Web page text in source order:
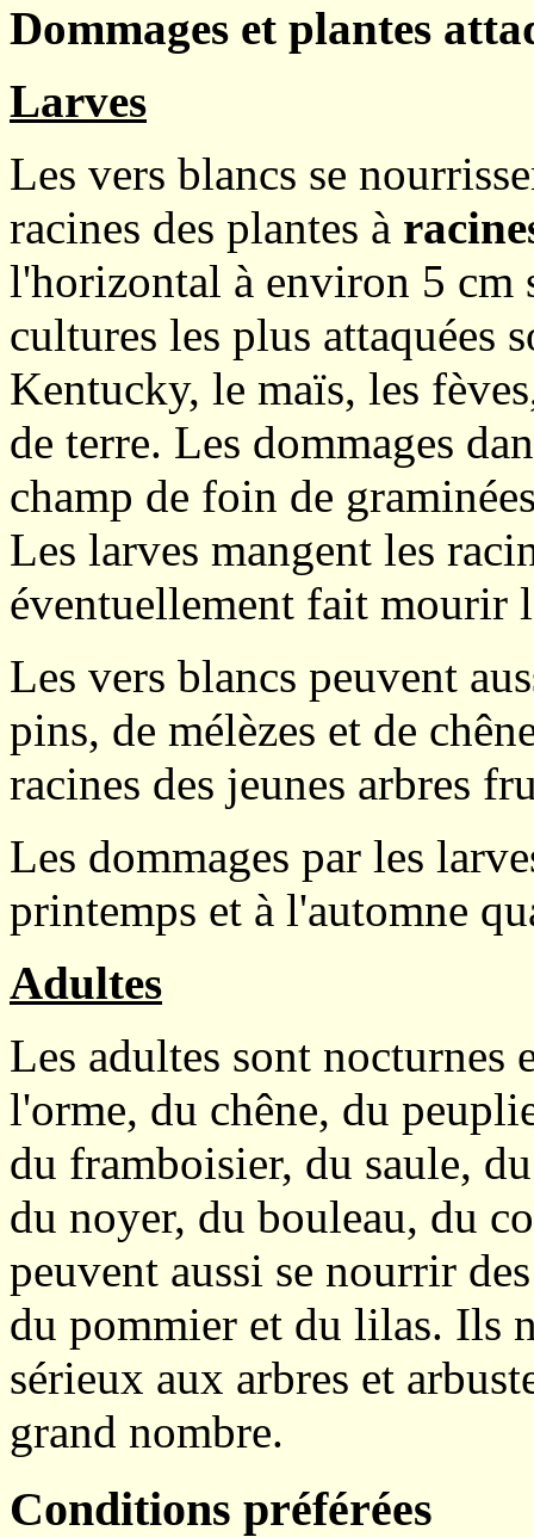
Dommages et plantes
Larves
Les vers blancs se
racines des plantes à
l'horizontal à environ 5 cm
cultures les plus attaquées
Kentucky, le maïs, les
de terre. Les dommages
champ de foin de
Les larves mangent les
éventuellement fait mourir
Les vers blancs peuvent
pins, de mélèzes et de
racines des jeunes arbres
Les dommages par les
printemps et à l'automne
Adultes
Les adultes sont nocturnes
l'orme, du chêne, du
du framboisier, du saule,
du noyer, du bouleau, du
peuvent aussi se nourrir
du pommier et du lilas. Ils
sérieux aux arbres et
grand nombre.
Conditions préférées